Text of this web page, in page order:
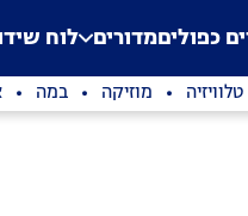
Application error: a
. כפוליםמדורים לוח
טלוויזיה מוזיקה במה